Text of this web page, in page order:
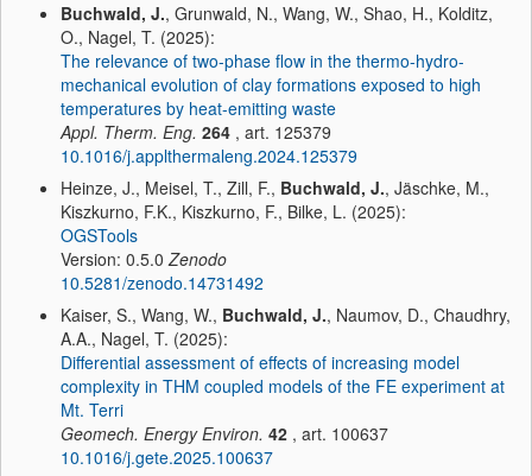
Buchwald, J., Grunwald, N., Wang, W., Shao, H., Kolditz,
O., Nagel, T. (2025):
The relevance of two-phase flow in the thermo-hydro-
mechanical evolution of clay formations exposed to high
temperatures by heat-emitting waste
Appl. Therm. Eng. 264 , art. 125379
10.1016/j.applthermaleng.2024.125379
Heinze, J., Meisel, T., Zill, F., Buchwald, J., Jäschke, M.,
Kiszkurno, F.K., Kiszkurno, F., Bilke, L. (2025):
OGSTools
Version: 0.5.0Zenodo
10.5281/zenodo.14731492
Kaiser, S., Wang, W., Buchwald, J., Naumov, D., Chaudhry,
A.A., Nagel, T. (2025):
Differential assessment of effects of increasing model
complexity in THM coupled models of the FE experiment at
Mt. Terri
Geomech. Energy Environ. 42 , art. 100637
10.1016/j.gete.2025.100637